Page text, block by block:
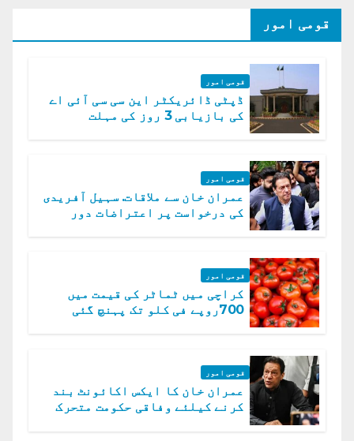
قومی امور
قومی امور
ڈپٹی ڈائریکٹر این سی سی آئی اے
کی بازیابی 3 روز کی مہلت
قومی امور
عمران خان سے ملاقات. سہیل آفریدی
کی درخواست پر اعتراضات دور
قومی امور
کراچی میں ٹماٹر کی قیمت میں
700روپے فی کلو تک پہنچ گئی
قومی امور
عمران خان کا ایکس اکائونٹ بند
کرنے کیلئے وفاقی حکومت متحرک